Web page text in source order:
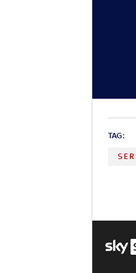
TAG: